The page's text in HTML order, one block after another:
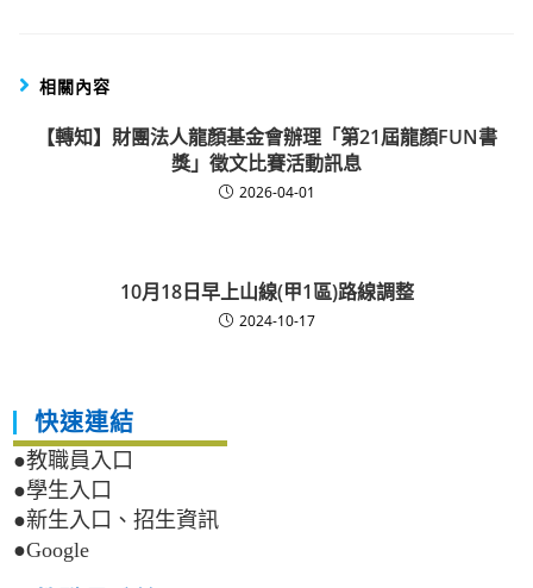
相關內容
【轉知】財團法人龍顏基金會辦理「第21屆龍顏FUN書
獎」徵文比賽活動訊息
2026-04-01
10月18日早上山線(甲1區)路線調整
2024-10-17
快速連結
●教職員入口
●學生入口
●新生入口、招生資訊
●Google